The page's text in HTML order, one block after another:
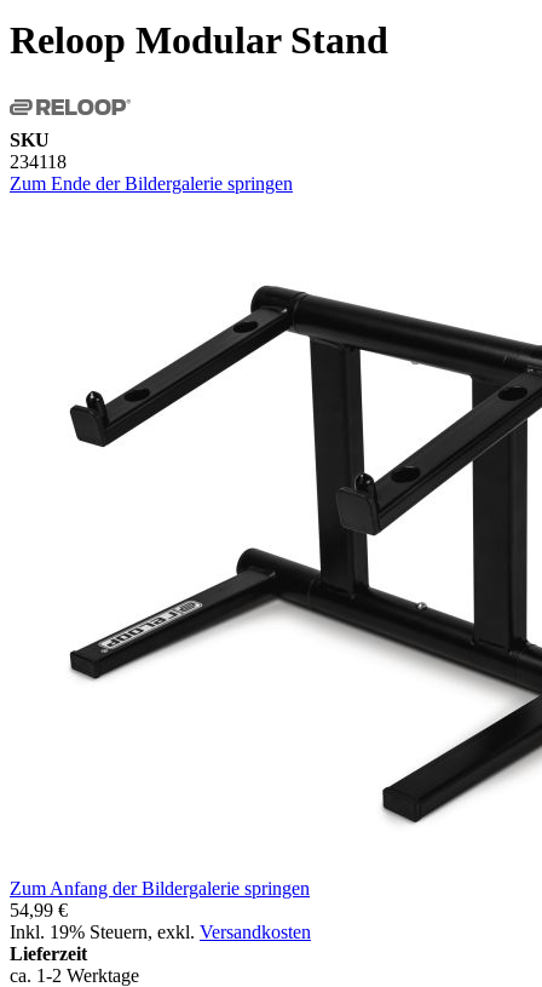
Reloop Modular Stand
SKU
234118
Zum Ende der Bildergalerie springen
Zum Anfang der Bildergalerie springen
54,99 €
Inkl. 19% Steuern, exkl. Versandkosten
Lieferzeit
ca. 1-2 Werktage